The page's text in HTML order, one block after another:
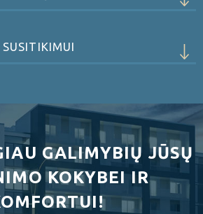
SUSITIKIMUI
GALIMYBIŲ JŪSŲ
KOKYBEI IR